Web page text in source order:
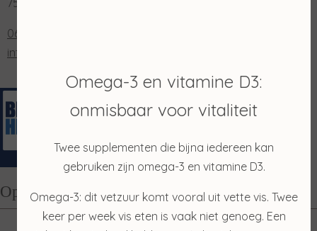
7591 NN Denekamp
0653202048
info@salonmerian.nl
Openingstijden
Omega-3 en vitamine D3:
onmisbaar voor vitaliteit
Twee supplementen die bijna iedereen kan
gebruiken zijn omega-3 en vitamine D3.
Omega-3: dit vetzuur komt vooral uit vette vis. Twee
keer per week vis eten is vaak niet genoeg. Een